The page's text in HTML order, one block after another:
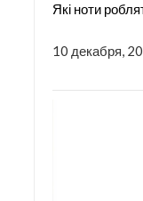
Які ноти
10 декабря,